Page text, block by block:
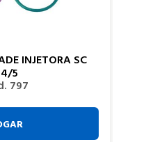
INJETORA SC
5
797